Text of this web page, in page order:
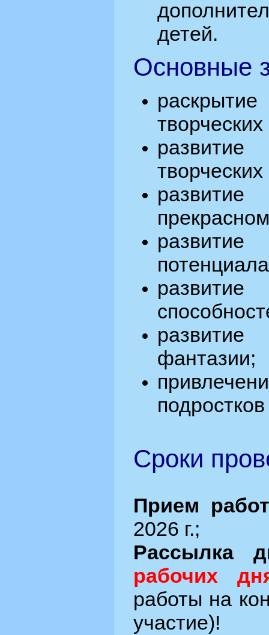
детей.
Основные
фантазии;
Сроки
Прием
2026 г.;
Рассылка
рабочих
работы на
участие)!